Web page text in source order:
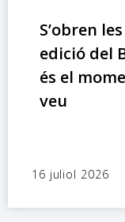
S’obren
edició del
és el
veu
16 juliol 2026